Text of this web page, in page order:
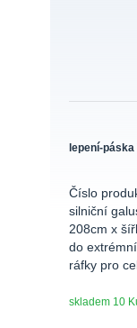
lepení-páska
Číslo
silniční
208cm x
do
ráfky pro
skladem 10